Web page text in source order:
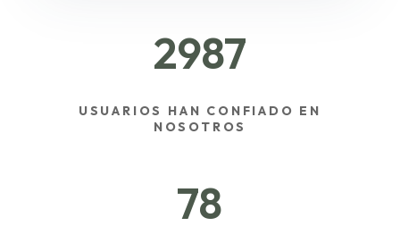
2987
USUARIOS HAN CONFIADO EN
NOSOTROS
78